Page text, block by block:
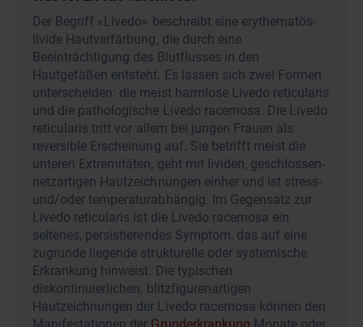
Der Begriff «Livedo» beschreibt eine erythematös-
livide Hautverfärbung, die durch eine
Beeinträchtigung des Blutflusses in den
Hautgefäßen entsteht. Es lassen sich zwei Formen
unterscheiden: die meist harmlose Livedo reticularis
und die pathologische Livedo racemosa. Die Livedo
reticularis tritt vor allem bei jungen Frauen als
reversible Erscheinung auf. Sie betrifft meist die
unteren Extremitäten, geht mit lividen, geschlossen-
netzartigen Hautzeichnungen einher und ist stress-
und/oder temperaturabhängig. Im Gegensatz zur
Livedo reticularis ist die Livedo racemosa ein
seltenes, persistierendes Symptom, das auf eine
zugrunde liegende strukturelle oder systemische
Erkrankung hinweist. Die typischen
diskontinuierlichen, blitzfigurenartigen
Hautzeichnungen der Livedo racemosa können den